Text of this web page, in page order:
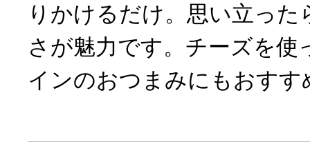
りかけるだけ。思い立っ
さが魅力です。チーズを使
インのおつまみにもおすす